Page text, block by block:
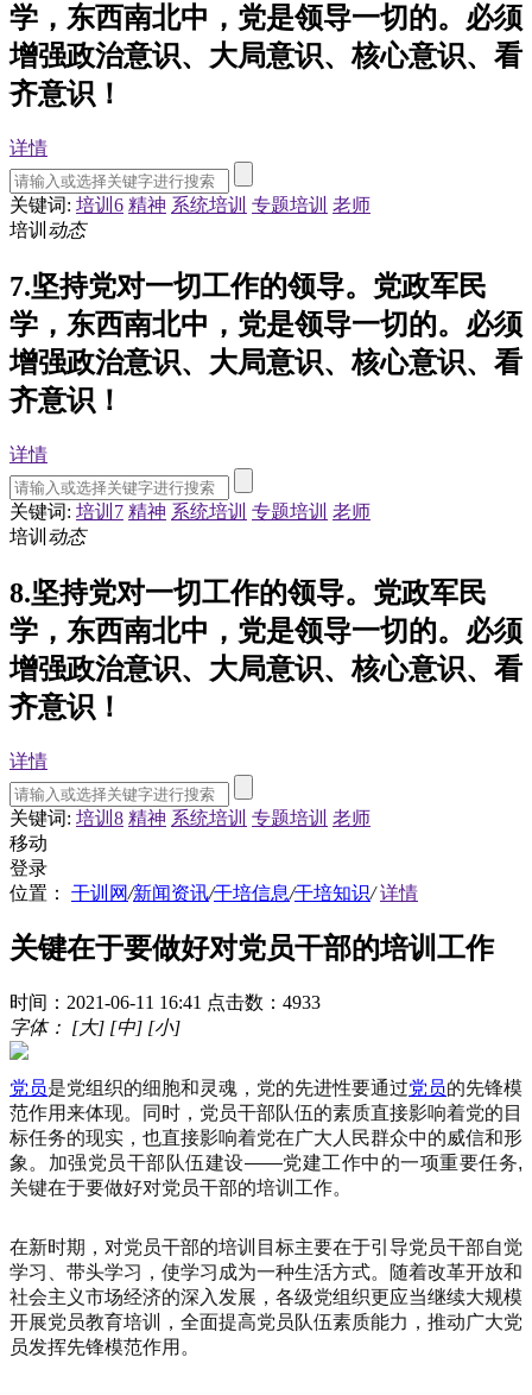
学，东西南北中，党是领导一切的。必须
增强政治意识、大局意识、核心意识、看
齐意识！
详情
关键词: 培训6 精神 系统培训 专题培训 老师
培训 动态
7.坚持党对一切工作的领导。党政军民
学，东西南北中，党是领导一切的。必须
增强政治意识、大局意识、核心意识、看
齐意识！
详情
关键词: 培训7 精神 系统培训 专题培训 老师
培训 动态
8.坚持党对一切工作的领导。党政军民
学，东西南北中，党是领导一切的。必须
增强政治意识、大局意识、核心意识、看
齐意识！
详情
关键词: 培训8 精神 系统培训 专题培训 老师
移动
登录
位置：
干训网/新闻资讯/干培信息/干培知识/ 详情
关键在于要做好对党员干部的培训工作
时间：2021-06-11 16:41 点击数：4933
字体： [大] [中] [小]
党员是党组织的细胞和灵魂，党的先进性要通过党员的先锋模
范作用来体现。同时，党员干部队伍的素质直接影响着党的目
标任务的现实，也直接影响着党在广大人民群众中的威信和形
象。加强党员干部队伍建设——党建工作中的一项重要任务,
关键在于要做好对党员干部的培训工作。
在新时期，对党员干部的培训目标主要在于引导党员干部自觉
学习、带头学习，使学习成为一种生活方式。随着改革开放和
社会主义市场经济的深入发展，各级党组织更应当继续大规模
开展党员教育培训，全面提高党员队伍素质能力，推动广大党
员发挥先锋模范作用。